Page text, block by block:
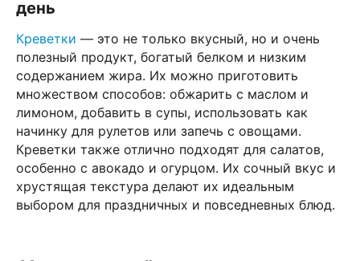
день
Креветки — это не только вкусный, но и очень
полезный продукт, богатый белком и низким
содержанием жира. Их можно приготовить
множеством способов: обжарить с маслом и
лимоном, добавить в супы, использовать как
начинку для рулетов или запечь с овощами.
Креветки также отлично подходят для салатов,
особенно с авокадо и огурцом. Их сочный вкус и
хрустящая текстура делают их идеальным
выбором для праздничных и повседневных блюд.